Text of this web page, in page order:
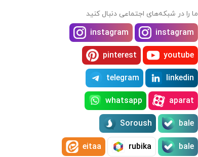
ما را در شبکه‌های اجتماعی دنبال کنید
instagram
instagram
youtube
pinterest
linkedin
telegram
aparat
whatsapp
bale
Soroush
bale
rubika
eitaa